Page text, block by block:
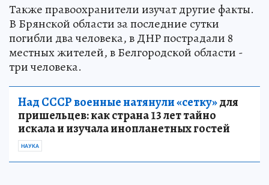
Также правоохранители изучат другие факты.
В Брянской области за последние сутки
погибли два человека, в ДНР пострадали 8
местных жителей, в Белгородской области -
три человека.
Над СССР военные натянули «сетку»для
пришельцев: как страна 13 лет тайно
искала и изучала инопланетных гостей
НАУКА